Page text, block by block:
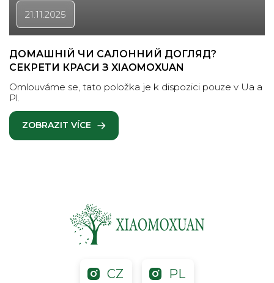
21.11.2025
ДОМАШНІЙ ЧИ САЛОННИЙ ДОГЛЯД?
СЕКРЕТИ КРАСИ З XIAOMOXUAN
Omlouváme se, tato položka je k dispozici pouze v Ua a
Pl.
ZOBRAZIT VÍCE
CZ PL